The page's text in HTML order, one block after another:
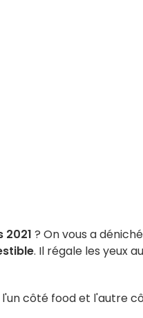
2021 ? On vous a déniché
. Il régale les yeux
l'un côté food et l'autre